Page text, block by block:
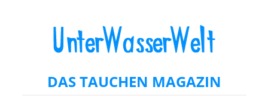
DAS TAUCHEN MAGAZIN